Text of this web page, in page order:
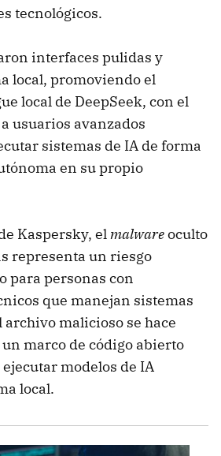
tecnológicos.
interfaces pulidas y
local, promoviendo el
local de DeepSeek, con el
usuarios avanzados
sistemas de IA de forma
en su propio
Kaspersky, elmalwareoculto
representa un riesgo
para personas con
que manejan sistemas
archivo malicioso se hace
marco de código abierto
modelos de IA
local.